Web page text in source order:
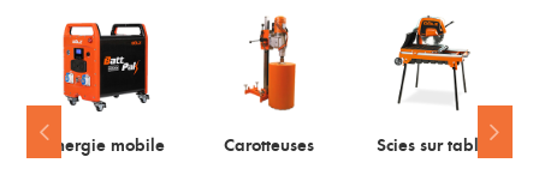
Energie mobile Carotteuses Scies sur table